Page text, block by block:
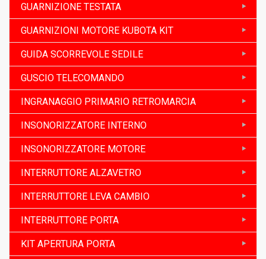
GUARNIZIONE TESTATA
GUARNIZIONI MOTORE KUBOTA KIT
GUIDA SCORREVOLE SEDILE
GUSCIO TELECOMANDO
INGRANAGGIO PRIMARIO RETROMARCIA
INSONORIZZATORE INTERNO
INSONORIZZATORE MOTORE
INTERRUTTORE ALZAVETRO
INTERRUTTORE LEVA CAMBIO
INTERRUTTORE PORTA
KIT APERTURA PORTA